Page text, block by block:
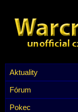
Aktuality
Fórum
Pokec